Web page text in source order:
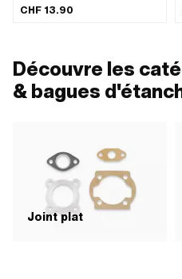
parts · Type de transmission: Mono
CHF 13.90
Découvre les
& bagues
Joint plat